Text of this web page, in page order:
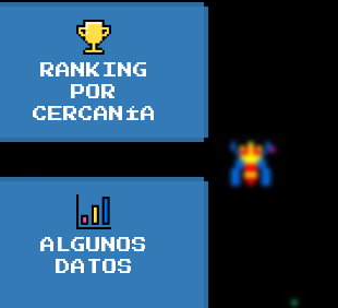
RANKING
POR
CERCANÍA
ALGUNOS
DATOS